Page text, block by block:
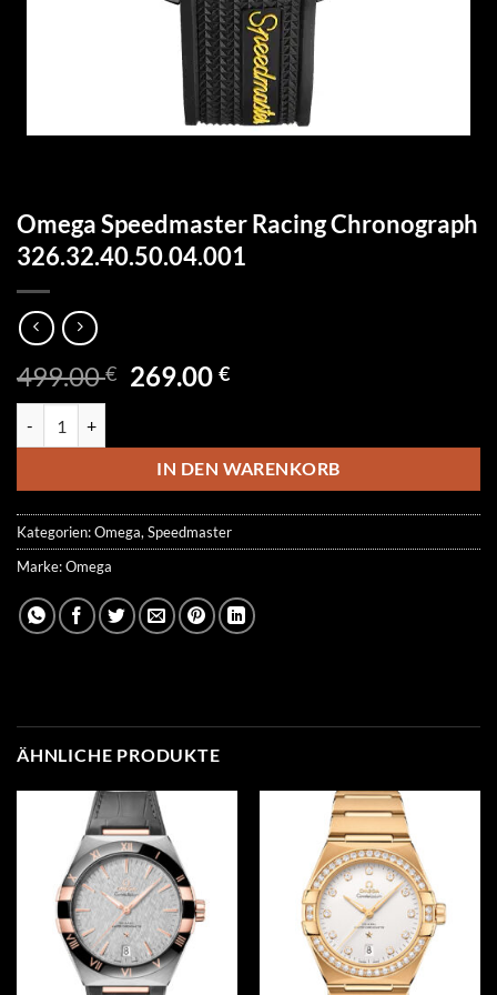
Omega Speedmaster Racing Chronograph
326.32.40.50.04.001
499.00€ Ursprünglicher
499.00 €
269.00€Aktueller
269.00 €.
IN DEN WARENKORB
Kategorien:Omega, Speedmaster
Marke:Omega
ÄHNLICHE PRODUKTE